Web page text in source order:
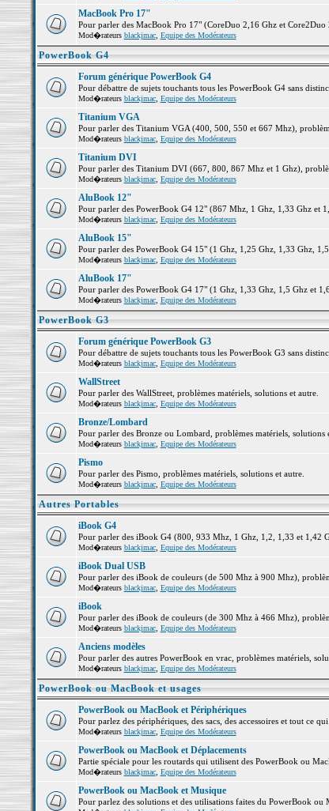
MacBook Pro 17"
Pour parler des MacBook Pro 17" (CoreDuo 2,16 Ghz et
Mod�rateurs blackjmac, Equipe des Modérateurs
PowerBook G4
Forum générique PowerBook G4
Pour débattre de sujets touchants tous les PowerBook G4 sans
Mod�rateurs blackjmac, Equipe des Modérateurs
Titanium VGA
Pour parler des Titanium VGA (400, 500, 550 et 667 Mhz),
Mod�rateurs blackjmac, Equipe des Modérateurs
Titanium DVI
Pour parler des Titanium DVI (667, 800, 867 Mhz et 1 Ghz),
Mod�rateurs blackjmac, Equipe des Modérateurs
AluBook 12"
Pour parler des PowerBook G4 12" (867 Mhz, 1 Ghz, 1,33 Ghz et
Mod�rateurs blackjmac, Equipe des Modérateurs
AluBook 15"
Pour parler des PowerBook G4 15" (1 Ghz, 1,25 Ghz, 1,33 Ghz,
Mod�rateurs blackjmac, Equipe des Modérateurs
AluBook 17"
Pour parler des PowerBook G4 17" (1 Ghz, 1,33 Ghz, 1,5 Ghz et
Mod�rateurs blackjmac, Equipe des Modérateurs
PowerBook G3
Forum générique PowerBook G3
Pour débattre de sujets touchants tous les PowerBook G3 sans
Mod�rateurs blackjmac, Equipe des Modérateurs
WallStreet
Pour parler des WallStreet, problèmes matériels, solutions et autre.
Mod�rateurs blackjmac, Equipe des Modérateurs
Bronze/Lombard
Pour parler des Bronze ou Lombard, problèmes matériels, solutions
Mod�rateurs blackjmac, Equipe des Modérateurs
Pismo
Pour parler des Pismo, problèmes matériels, solutions et autre.
Mod�rateurs blackjmac, Equipe des Modérateurs
Autres Portables
iBook G4
Pour parler des iBook G4 (800, 933 Mhz, 1 Ghz, 1,2, 1,33 et 1,42
Mod�rateurs blackjmac, Equipe des Modérateurs
iBook Dual USB
Pour parler des iBook de couleurs (de 500 Mhz à 900 Mhz),
Mod�rateurs blackjmac, Equipe des Modérateurs
iBook
Pour parler des iBook de couleurs (de 300 Mhz à 466 Mhz),
Mod�rateurs blackjmac, Equipe des Modérateurs
Anciens modèles
Pour parler des autres PowerBook en vrac, problèmes matériels,
Mod�rateurs blackjmac, Equipe des Modérateurs
PowerBook ou MacBook et usages
PowerBook ou MacBook et Périphériques
Pour parlez des périphériques, des sacs, des accessoires et tout ce
Mod�rateurs blackjmac, Equipe des Modérateurs
PowerBook ou MacBook et Déplacements
Partie spéciale pour les routards qui utilisent des PowerBook ou
Mod�rateurs blackjmac, Equipe des Modérateurs
PowerBook ou MacBook et Musique
Pour parlez des solutions et des utilisations faites du PowerBook ou